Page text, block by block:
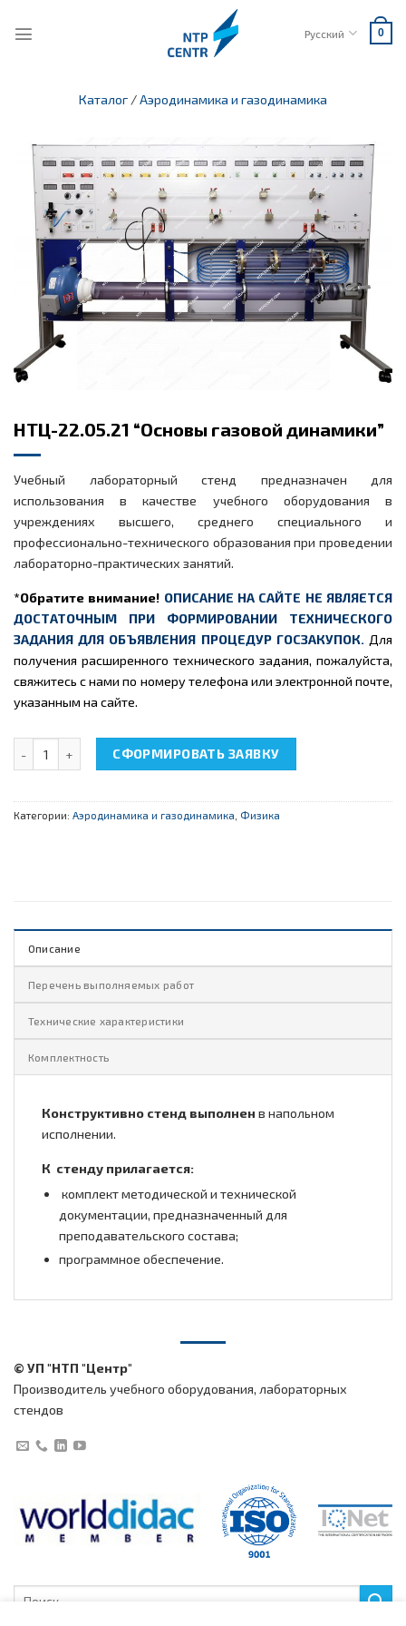
Русский 0
Каталог /Аэродинамика и газодинамика
НТЦ-22.05.21 “Основы газовой динамики”
Учебный лабораторный стенд предназначен для
использования в качестве учебного оборудования в
учреждениях высшего, среднего специального и
профессионально-технического образования при проведении
лабораторно-практических занятий.
*Обратите внимание! ОПИСАНИЕ НА САЙТЕ НЕ ЯВЛЯЕТСЯ
ДОСТАТОЧНЫМ ПРИ ФОРМИРОВАНИИ ТЕХНИЧЕСКОГО
ЗАДАНИЯ ДЛЯ ОБЪЯВЛЕНИЯ ПРОЦЕДУР ГОСЗАКУПОК. Для
получения расширенного технического задания, пожалуйста,
свяжитесь с нами по номеру телефона или электронной почте,
указанным на сайте.
Количество товара НТЦ-22.05.21 "Основы газовой динамики"
СФОРМИРОВАТЬ ЗАЯВКУ
Категории: Аэродинамика и газодинамика Физика
Описание
Перечень выполняемых работ
Технические характеристики
Комплектность
Конструктивно стенд выполнен в напольном
исполнении.
К стенду прилагается:
комплект методической и технической
документации, предназначенный для
преподавательского состава;
программное обеспечение.
© УП "НТП "Центр"
Производитель учебного оборудования, лабораторных
стендов